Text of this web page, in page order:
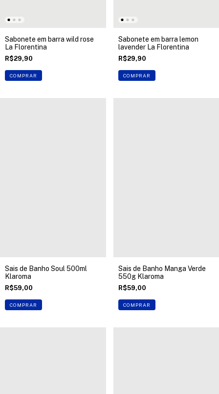
Sabonete em barra wild rose
La Florentina
R$29,90
COMPRAR
Sabonete em barra lemon
lavender La Florentina
R$29,90
COMPRAR
Sais de Banho Soul 500ml
Klaroma
R$59,00
COMPRAR
Sais de Banho Manga Verde
550g Klaroma
R$59,00
COMPRAR